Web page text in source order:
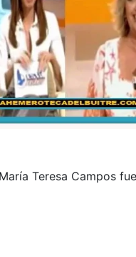
Teresa Campos